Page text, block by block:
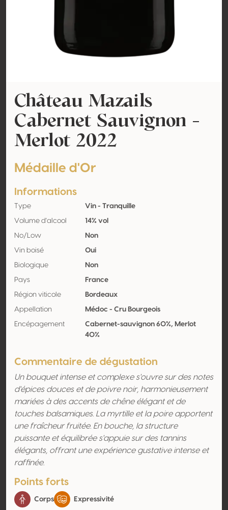
Château Mazails
Cabernet Sauvignon -
Merlot 2022
Médaille d'Or
Informations
Type Vin - Tranquille
Volume d'alcool 14% vol
No/Low Non
Vin boisé Oui
Biologique Non
Pays France
Région viticole Bordeaux
Appellation Médoc - Cru Bourgeois
Encépagement
Cabernet-sauvignon 60%, Merlot
40%
Commentaire de dégustation
Un bouquet intense et complexe s'ouvre sur des notes
d'épices douces et de poivre noir, harmonieusement
mariées à des accents de chêne élégant et de
touches balsamiques. La myrtille et la poire apportent
une fraîcheur fruitée. En bouche, la structure
puissante et équilibrée s'appuie sur des tannins
élégants, offrant une expérience gustative intense et
raffinée.
Points forts
Corps Expressivité